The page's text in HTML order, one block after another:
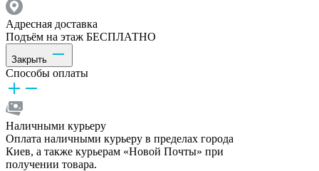
Адресная доставка
Подъём на этаж БЕСПЛАТНО
Закрыть
Способы оплаты
Наличными курьеру
Оплата наличными курьеру в пределах города
Киев, а также курьерам «Новой Почты» при
получении товара.